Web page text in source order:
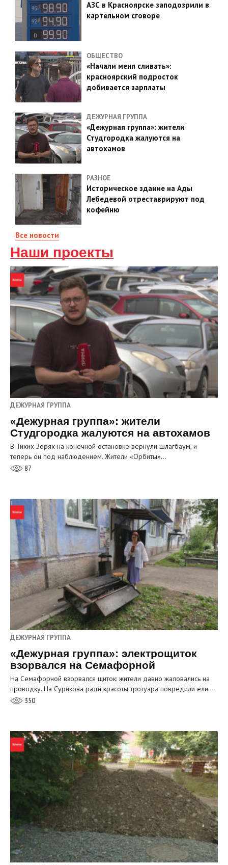
АЗС в Красноярске заподозрили в
картельном сговоре
ОБЩЕСТВО
«Начали меня сливать»:
красноярский подросток
добивается зарплаты
ДЕЖУРНАЯ ГРУППА
«Дежурная группа»: жители
Студгородка жалуются на
автохамов
РАЗНОЕ
Историческое здание на Ады
Лебедевой отреставрируют под
кофейню
Все новости
Наши проекты
ДЕЖУРНАЯ ГРУППА
«Дежурная группа»: жители
Студгородка жалуются на автохамов
В Тихих Зорях на конечной остановке вернули шлагбаум, и
теперь он под наблюдением. Жители «Орбиты»…
87
ДЕЖУРНАЯ ГРУППА
«Дежурная группа»: электрощиток
взорвался на Семафорной
На Семафорной взорвался щиток: жители давно жаловались на
проводку. На Сурикова ради красоты тротуара повредили ели.…
350